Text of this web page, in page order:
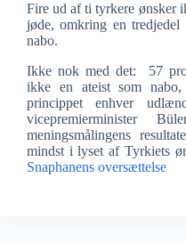
Fire ud af ti tyrkere ønsker
jøde, omkring en
nabo.
Ikke nok med det: 57
ikke en ateist som
princippet enhver
vicepremierminister
meningsmålingens
mindst i lyset af Tyrkiets
Snaphanens oversættelse